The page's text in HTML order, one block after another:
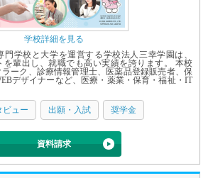
学校詳細を見る
門学校と大学を運営する学校法人三幸学園は、
を輩出し、就職でも高い実績を誇ります。 本校
ーク、診療情報管理士、医薬品登録販売者、保
デザイナーなど、医療・薬業・保育・福祉・IT
ビュー 出願・入試 奨学金
資料請求